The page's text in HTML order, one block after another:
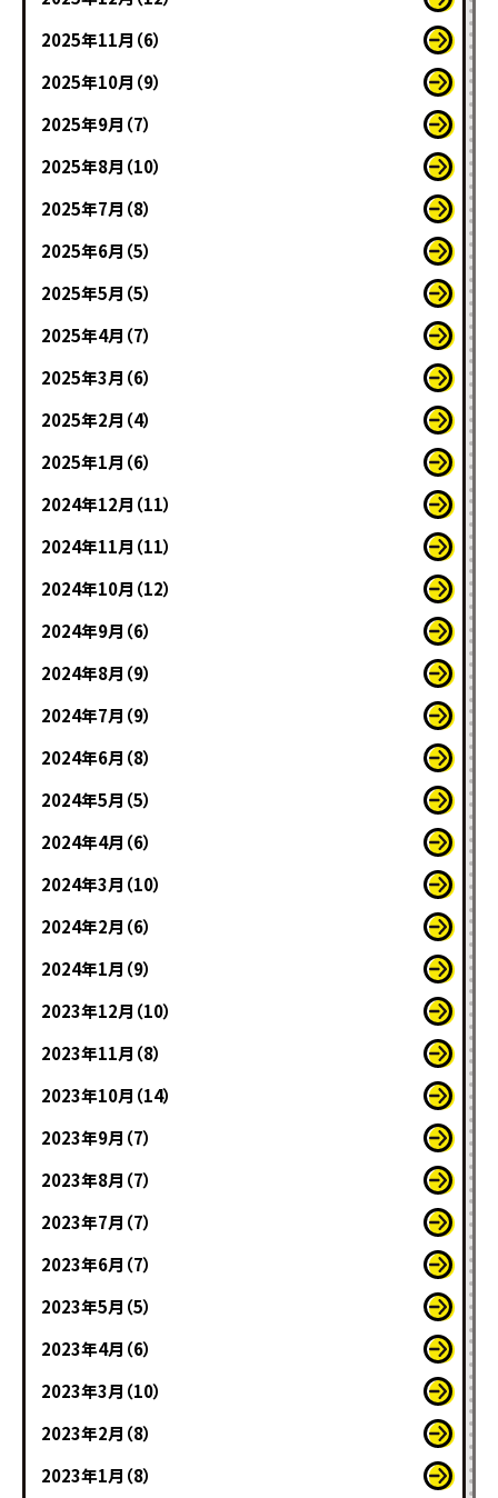
2025年11月（6）
2025年10月（9）
2025年9月（7）
2025年8月（10）
2025年7月（8）
2025年6月（5）
2025年5月（5）
2025年4月（7）
2025年3月（6）
2025年2月（4）
2025年1月（6）
2024年12月（11）
2024年11月（11）
2024年10月（12）
2024年9月（6）
2024年8月（9）
2024年7月（9）
2024年6月（8）
2024年5月（5）
2024年4月（6）
2024年3月（10）
2024年2月（6）
2024年1月（9）
2023年12月（10）
2023年11月（8）
2023年10月（14）
2023年9月（7）
2023年8月（7）
2023年7月（7）
2023年6月（7）
2023年5月（5）
2023年4月（6）
2023年3月（10）
2023年2月（8）
2023年1月（8）